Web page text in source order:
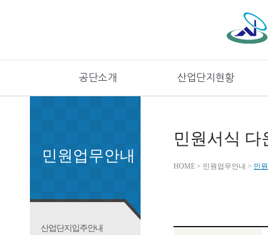
공단소개 산업단지현황
민원업무안내
산업단지입주안내
민원서식 다
HOME > 민원업무안내 > 민